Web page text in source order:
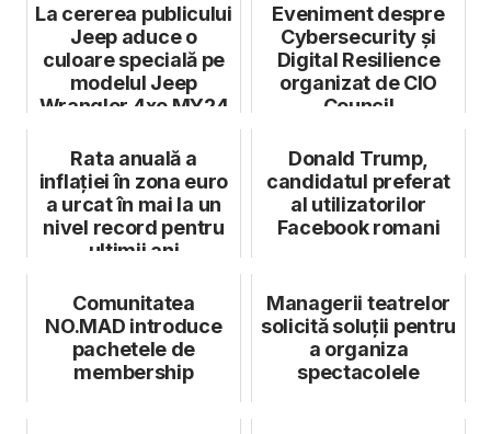
La cererea publicului
Jeep aduce o
culoare specială pe
modelul Jeep
Wrangler 4xe MY24
Eveniment despre
Cybersecurity și
Digital Resilience
organizat de CIO
Council
Rata anuală a
inflaţiei în zona euro
a urcat în mai la un
nivel record pentru
ultimii ani
Donald Trump,
candidatul preferat
al utilizatorilor
Facebook romani
Comunitatea
NO.MAD introduce
pachetele de
membership
Managerii teatrelor
solicită soluții pentru
a organiza
spectacolele